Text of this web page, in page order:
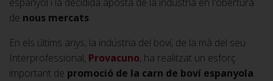
de nous mercats.
En els últims anys, la indústria del boví, de la mà del seu
Interprofessional, Provacuno, ha realitzat un esforç
important de promoció de la carn de boví espanyola